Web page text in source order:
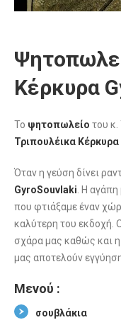
Κέρκυρα
Το ψητοπωλείο του κ.
Τριπουλέικα Κέρκυρα
Όταν η γεύση δίνει
GyroSouvlaki. Η αγάπη
που φτιάξαμε έναν
καλύτερη του εκδοχή.
σχάρα μας καθώς και
μας αποτελούν
Μενού :
σουβλάκια